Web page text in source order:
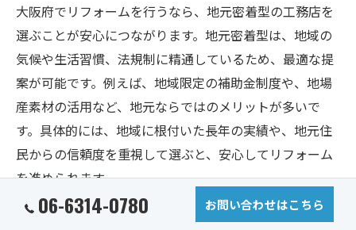
大阪府でリフォームを行うなら、地元密着型の工務店を
選ぶことが安心につながります。地元密着型は、地域の
気候や生活習慣、法規制に精通しているため、最適な提
案が可能です。例えば、地域限定の補助金制度や、地場
産素材の活用など、地元ならではのメリットが多いで
す。具体的には、地域に根付いた長年の実績や、地元住
民からの信頼度を重視して選ぶと、安心してリフォーム
を進められます。
工務店の比較ポイントと選定基準を紹介
06-6314-0780 お問い合わせはこちら